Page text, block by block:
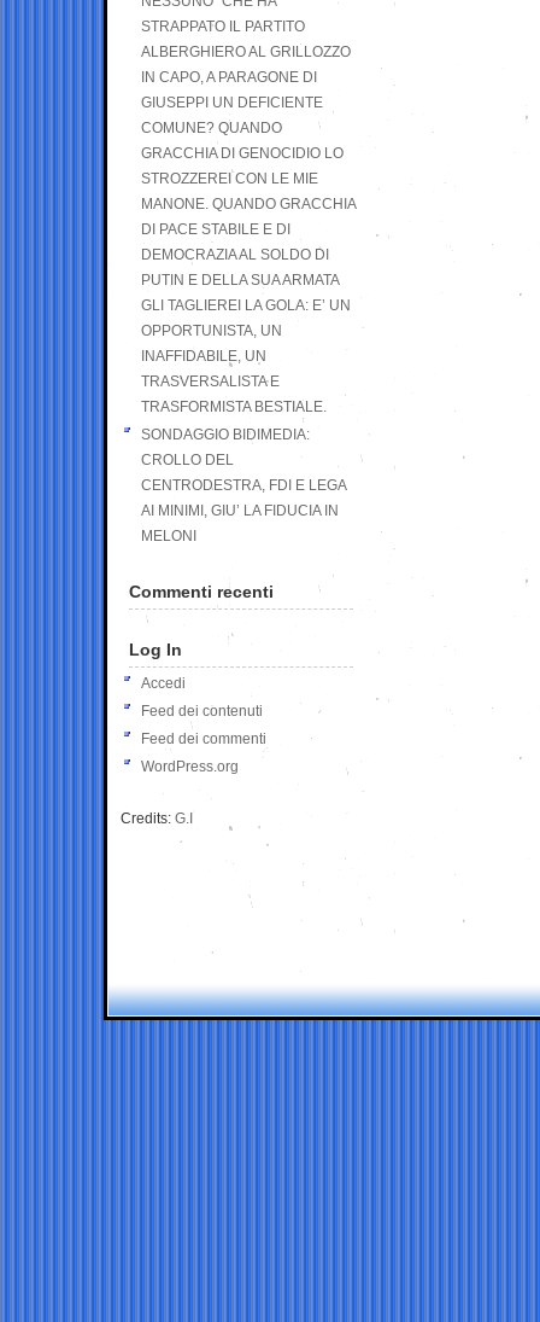
STRAPPATO IL PARTITO
ALBERGHIERO AL GRILLOZZO
IN CAPO, A PARAGONE DI
GIUSEPPI UN DEFICIENTE
COMUNE? QUANDO
GRACCHIA DI GENOCIDIO LO
STROZZEREI CON LE MIE
MANONE. QUANDO GRACCHIA
DI PACE STABILE E DI
DEMOCRAZIA AL SOLDO DI
PUTIN E DELLA SUA ARMATA
GLI TAGLIEREI LA GOLA: E’ UN
OPPORTUNISTA, UN
INAFFIDABILE, UN
TRASVERSALISTA E
TRASFORMISTA BESTIALE.
SONDAGGIO BIDIMEDIA:
CROLLO DEL
CENTRODESTRA, FDI E LEGA
AI MINIMI, GIU’ LA FIDUCIA IN
MELONI
Commenti recenti
Log In
Accedi
Feed dei contenuti
Feed dei commenti
WordPress.org
Credits: G.I